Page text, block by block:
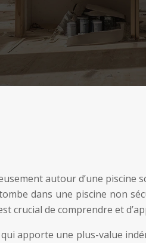
autour d’une
dans une piscine non
crucial de comprendre et
apporte une plus-value